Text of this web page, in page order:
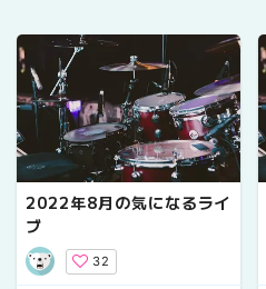
2022年8月の気になるライ
ブ
32